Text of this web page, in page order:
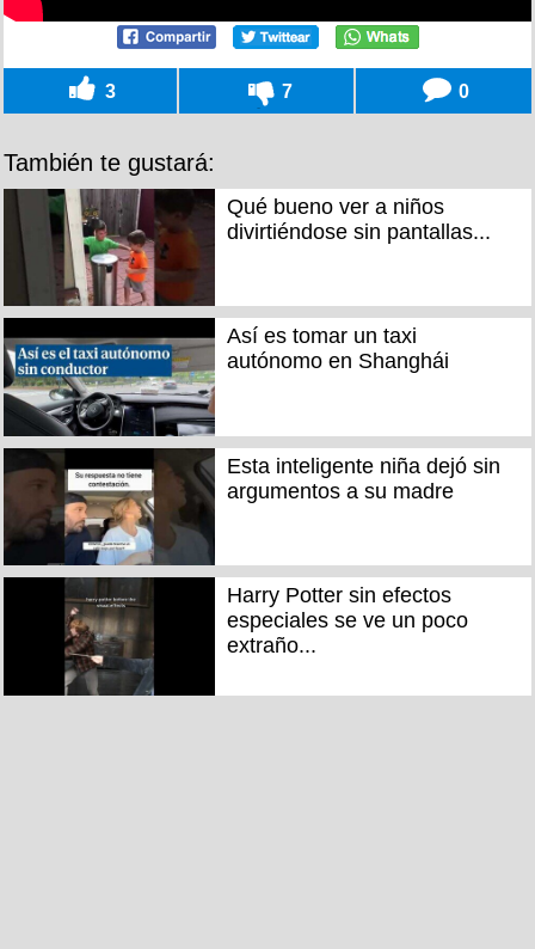
3 7 0
También te gustará:
Qué bueno ver a niños
divirtiéndose sin pantallas...
Así es tomar un taxi
autónomo en Shanghái
Esta inteligente niña dejó sin
argumentos a su madre
Harry Potter sin efectos
especiales se ve un poco
extraño...